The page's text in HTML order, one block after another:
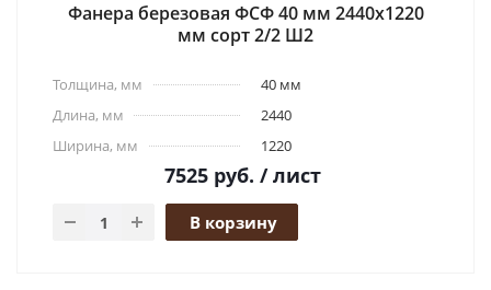
Фанера березовая ФСФ 40 мм 2440x1220
мм сорт 2/2 Ш2
Толщина, мм
40 мм
Длина, мм
2440
Ширина, мм
1220
7525 руб. / лист
В корзину